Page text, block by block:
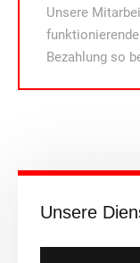
Unsere
Unsere
Bezahlung so